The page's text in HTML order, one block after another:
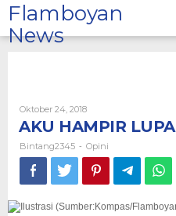
Lewati
ke
konten
Flamboyan
News
Oktober 24, 2018Oleh
Bintang2345
AKU HAMPIR LUPA
Bintang2345 - Opini